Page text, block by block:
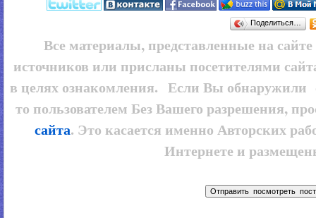
Поделиться…
Все материалы, представленные на сайте
источников или присланы посетителями
в целях ознакомления. Если Вы
то пользователем Без Вашего разрешения,
сайта. Это касается именно Авторских
Интернете и